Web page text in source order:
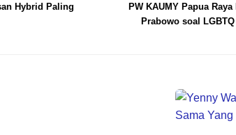
Hybrid Paling
PW KAUMY Papua
Prabowo soal